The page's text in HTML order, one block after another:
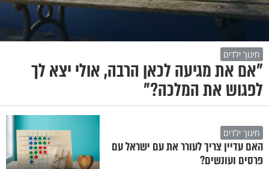
חינוך ילדים
"אם את מגיעה לכאן הרבה, אולי יצא לך
לפגוש את המלכה?"
חינוך ילדים
האם עדיין צריך לעורר את עם ישראל עם
פרסים ועונשים?